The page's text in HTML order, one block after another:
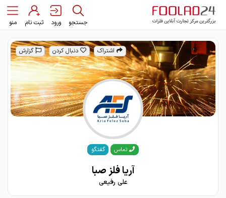
جستجو ورود ثبت نام منو
اشتراک دنبال کردن گزارش
تماس گفتگو
آریا فلز صبا
علی رفیعی